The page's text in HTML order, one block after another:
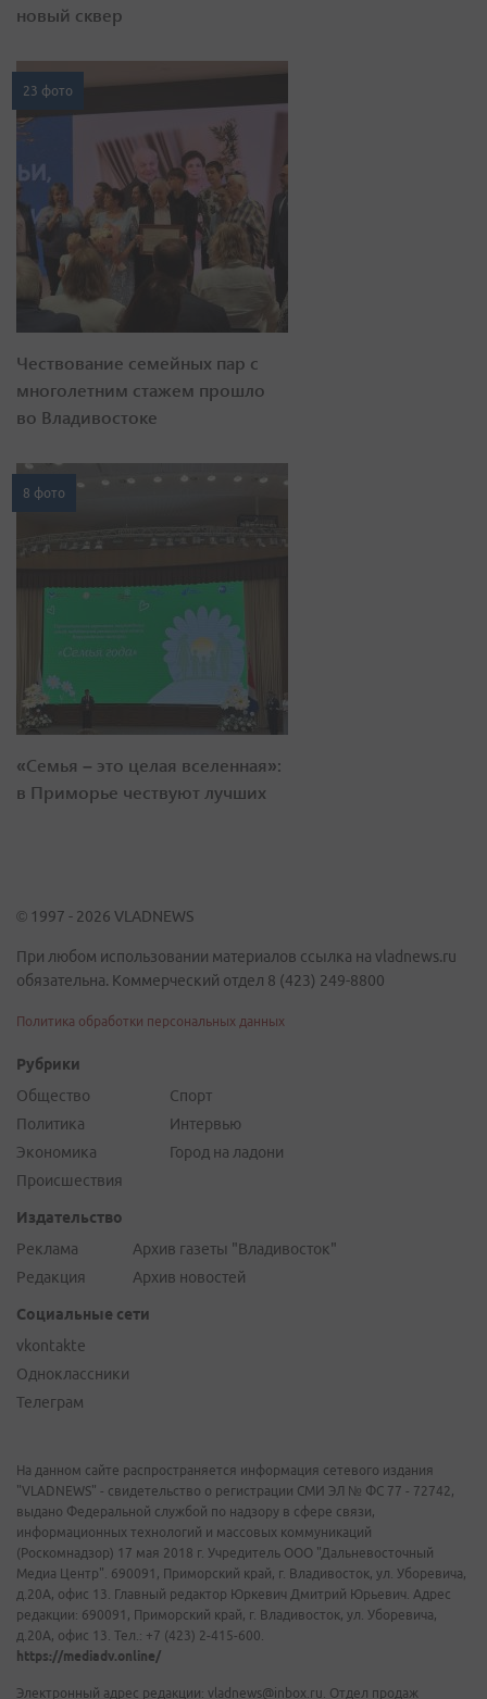
новый сквер
23 фото
Чествование семейных пар с
многолетним стажем прошло
во Владивостоке
8 фото
«Семья – это целая вселенная»:
в Приморье чествуют лучших
© 1997 - 2026 VLADNEWS
При любом использовании материалов ссылка на vladnews.ru
обязательна. Коммерческий отдел 8 (423) 249-8800
Политика обработки персональных данных
Рубрики
Общество
Политика
Экономика
Происшествия
Спорт
Интервью
Город на ладони
Издательство
Реклама
Редакция
Архив газеты "Владивосток"
Архив новостей
Социальные сети
vkontakte
Одноклассники
Телеграм
На данном сайте распространяется информация сетевого издания
"VLADNEWS" - свидетельство о регистрации СМИ ЭЛ № ФС 77 - 72742,
выдано Федеральной службой по надзору в сфере связи,
информационных технологий и массовых коммуникаций
(Роскомнадзор) 17 мая 2018 г. Учредитель ООО "Дальневосточный
Медиа Центр". 690091, Приморский край, г. Владивосток, ул. Уборевича,
д.20А, офис 13. Главный редактор Юркевич Дмитрий Юрьевич. Адрес
редакции: 690091, Приморский край, г. Владивосток, ул. Уборевича,
д.20А, офис 13. Тел.: +7 (423) 2-415-600.
https://mediadv.online/
Электронный адрес редакции: vladnews@inbox.ru. Отдел продаж